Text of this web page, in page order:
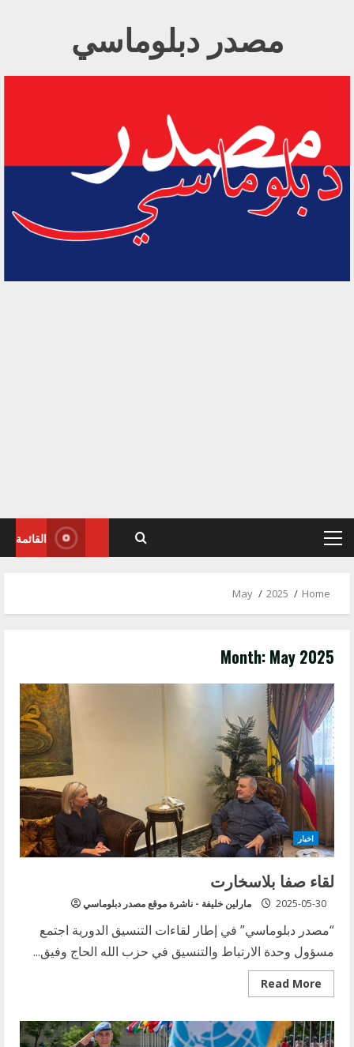
مصدر دبلوماسي
Primary
القائمة
Home
2025
May
Month:May 2025
اخبار
لقاء صفا بلاسخارت
مارلين خليفة - ناشرة موقع مصدر دبلوماسي 2025-05-30
“مصدر دبلوماسي” في إطار لقاءات التنسيق الدورية اجتمع
مسؤول وحدة الارتباط والتنسيق في حزب ‏الله الحاج وفيق...
Read More
Read
more
صفا
بلاسخارت